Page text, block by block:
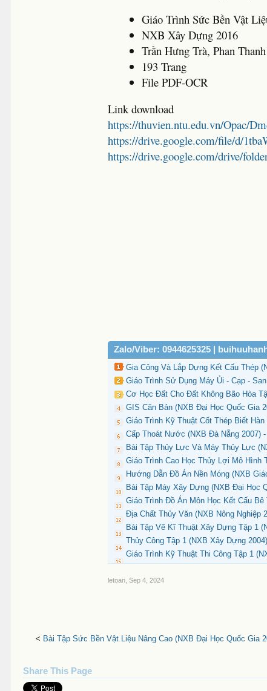
Giáo Trình Sức Bền Vật
NXB Xây Dựng 2016
Trần Hưng Trà, Phan
193 Trang
File PDF-OCR
Link download
https://thuvien.ntu.edu.vn/Opac/
https://drive.google.com/file/d/
https://drive.google.com/drive/
Zalo/Viber: 0944625325 |
Gia Công Và Lắp Dựng Kết Cấu Thép
Giáo Trình Sử Dụng Máy Ủi - Cạp -
Cơ Học Đất Cho Đất Không Bão Hòa
GIS Căn Bản (NXB Đại Học Quốc Gia
Giáo Trình Kỹ Thuật Cốt Thép Biết
Cấp Thoát Nước (NXB Đà Nẵng 2007)
Bài Tập Thủy Lực Và Máy Thủy Lực
Giáo Trình Cao Học Thủy Lợi Mô Hình
Hướng Dẫn Đồ Án Nền Móng (NXB
Bài Tập Máy Xây Dựng (NXB Đại Học
Giáo Trình Đồ Án Môn Học Kết Cấu Bê
Địa Chất Thủy Văn (NXB Nông Nghiệp
Bài Tập Vẽ Kĩ Thuật Xây Dựng Tập 1
Thủy Công Tập 1 (NXB Xây Dựng
Giáo Trình Kỹ Thuật Thi Công Tập 1
letoan Sep 4, 2024
< Bài Tập Sức Bền Vật Liệu Nâng Cao (NXB Đại Học Quốc Gia
Share This Page